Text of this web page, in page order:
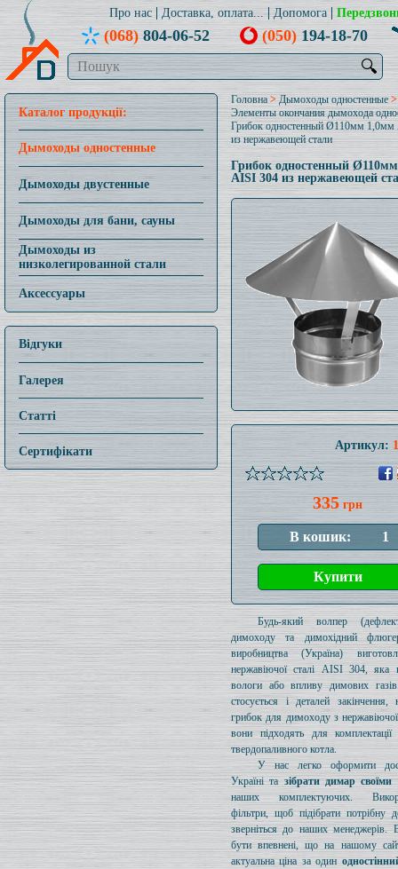
Про нас Доставка, оплата... Допомога
(068)804-06-52 (050)194-18-70
🔍
Каталог продукції:
Дымоходы одностенные
Дымоходы двустенные
Дымоходы для бани, сауны
Дымоходы из
низколегированной стали
Аксессуары
Відгуки
Галерея
Статті
Сертифікати
Головна > Дымоходы одностенные >
Элементы окончания дымохода
Грибок одностенный Ø110мм 1,0мм
из нержавеющей стали
Грибок одностенный
AISI 304 из нержавеющей
Артикул:
335 грн
Будь-який волпер
димоходу та димохідний
виробництва (Україна)
нержавіючої сталі AISI 304, яка
вологи або впливу димових
стосується і деталей закінчення,
грибок для димоходу з нержавіючої
вони підходять для
твердопаливного котла.
У нас легко оформити
Україні та зібрати димар
наших комплектуючих.
фільтри, щоб підібрати потрібну
зверніться до наших менеджерів.
бути впевнені, що на нашому
актуальна ціна за один